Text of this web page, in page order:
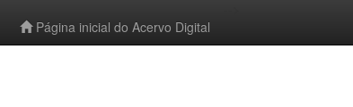
Página inicial do Acervo Digital